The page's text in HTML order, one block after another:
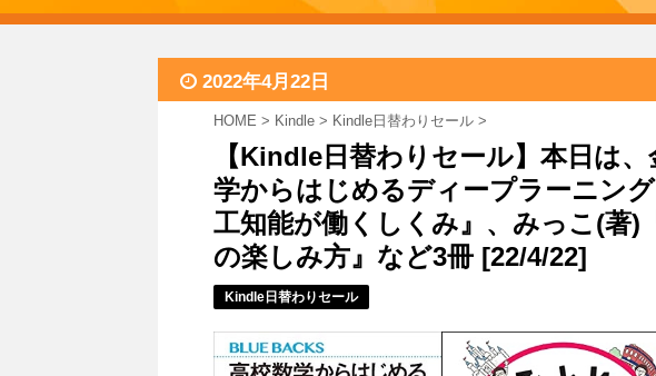
2022年4月22日
HOME > Kindle > Kindle日替わりセール >
【Kindle日替わりセール】本日は
学からはじめるディープラーニン
工知能が働くしくみ』、みっこ(著)
の楽しみ方』など3冊 [22/4/22]
Kindle日替わりセール